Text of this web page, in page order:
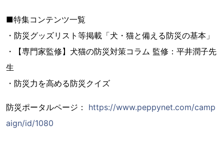
■特集コンテンツ一覧
・防災グッズリスト等掲載「犬・猫と備える防災の基本」
・【専門家監修】犬猫の防災対策コラム 監修：平井潤子先
生
・防災力を高める防災クイズ
防災ポータルページ： https://www.peppynet.com/camp
aign/id/1080